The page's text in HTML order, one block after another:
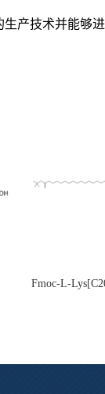
产技术并能够
Fmoc-L-